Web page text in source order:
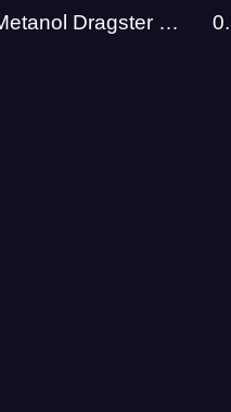
Top Metanol Dragster GAD Motors